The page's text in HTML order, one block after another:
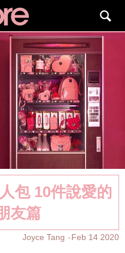
包 10件說愛的
友篇
Joyce Tang Feb 14 2020